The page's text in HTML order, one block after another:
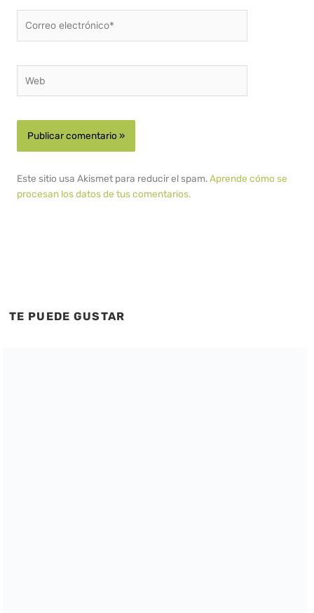
electrónico*
Este sitio usa Akismet para reducir el spam.Aprende cómo se
procesan los datos de tus comentarios.
TE PUEDE GUSTAR